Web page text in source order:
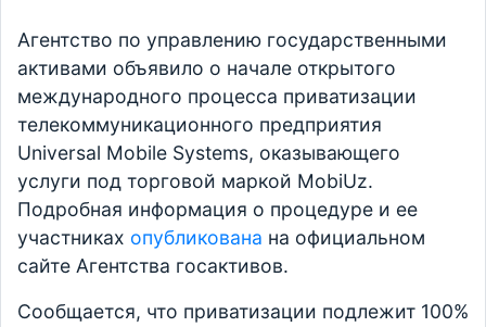
Агентство по управлению государственными
активами объявило о начале открытого
международного процесса приватизации
телекоммуникационного предприятия
Universal Mobile Systems, оказывающего
услуги под торговой маркой MobiUz.
Подробная информация о процедуре и ее
участниках опубликована на официальном
сайте Агентства госактивов.
Сообщается, что приватизации подлежит 100%